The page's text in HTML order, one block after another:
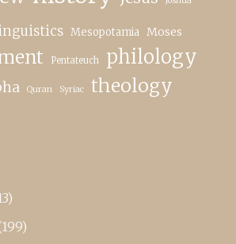
Mesopotamia Moses
Pentateuch philology
Quran Syriac theology